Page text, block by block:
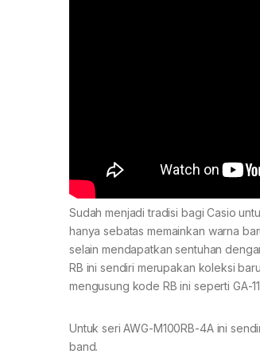
Sudah menjadi tradisi bagi Casio
hanya sebatas memainkan warna
selain mendapatkan sentuhan
RB ini sendiri merupakan koleksi
mengusung kode RB ini seperti GA-
Untuk seri AWG-M100RB-4A ini
band.